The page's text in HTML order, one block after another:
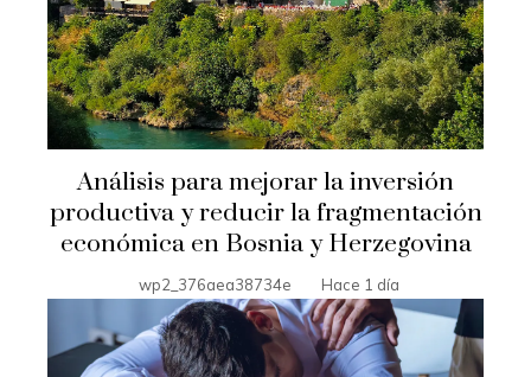
Análisis para mejorar la inversión
productiva y reducir la fragmentación
económica en Bosnia y Herzegovina
wp2_376aea38734e Hace 1 día